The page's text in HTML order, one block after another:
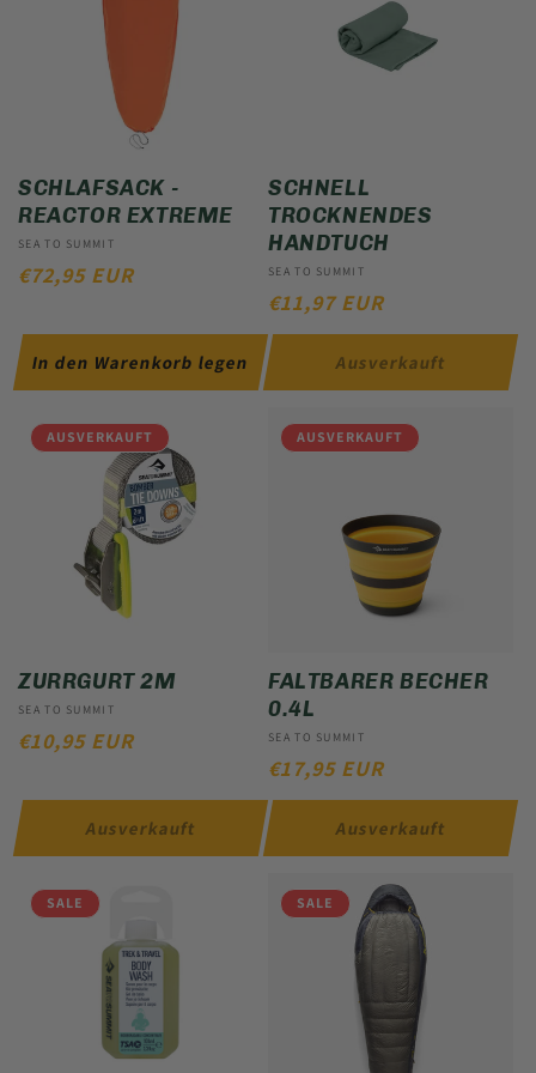
SCHLAFSACK -
REACTOR EXTREME
Anbieter:
SEA TO SUMMIT
NORMALER
€72,95 EUR
In den Warenkorb legen
SCHNELL
TROCKNENDES
HANDTUCH
Anbieter:
SEA TO SUMMIT
NORMALER
PREIS
€11,97 EUR
Ausverkauft
AUSVERKAUFT
ZURRGURT 2M
Anbieter:
SEA TO SUMMIT
NORMALER
€10,95 EUR
Ausverkauft
AUSVERKAUFT
FALTBARER BECHER
0.4L
Anbieter:
SEA TO SUMMIT
NORMALER
PREIS
€17,95 EUR
Ausverkauft
SALE SALE